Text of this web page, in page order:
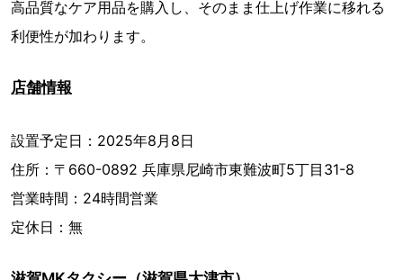
高品質なケア用品を購入し、そのまま仕上げ作業に移れる
利便性が加わります。
店舗情報
設置予定日：2025年8月8日
住所：〒660-0892 兵庫県尼崎市東難波町5丁目31-8
営業時間：24時間営業
定休日：無